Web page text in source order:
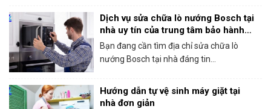
Dịch vụ sửa chữa lò nướng Bosch tại
nhà uy tín của trung tâm bảo hành
Bosch tại HCM
Bạn đang cần tìm địa chỉ sửa chữa lò
nướng Bosch tại nhà đáng tin...
Hướng dẫn tự vệ sinh máy giặt tại
nhà đơn giản